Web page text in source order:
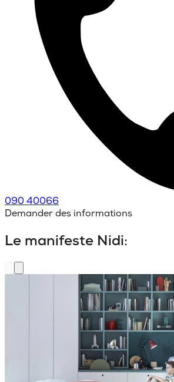
090 40066
Demander des informations
Le manifeste Nidi: